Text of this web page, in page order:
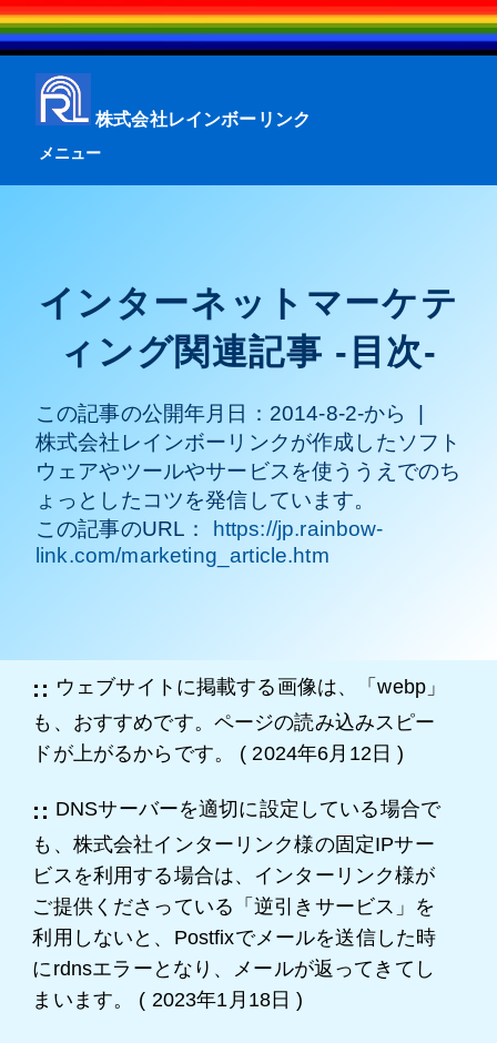
株式会社レインボーリンク
メニュー
インターネットマーケテ
ィング関連記事 -目次-
この記事の公開年月日： 2014-8-2-から
|
株式会社レインボーリンクが作成したソフト
ウェアやツールやサービスを使ううえでのち
ょっとしたコツを発信しています。
この記事のURL： https://jp.rainbow-
link.com/marketing_article.htm
ウェブサイトに掲載する画像は、「webp」
も、おすすめです。ページの読み込みスピー
ドが上がるからです。 ( 2024年6月12日 )
DNSサーバーを適切に設定している場合で
も、株式会社インターリンク様の固定IPサー
ビスを利用する場合は、インターリンク様が
ご提供くださっている「逆引きサービス」を
利用しないと、Postfixでメールを送信した時
にrdnsエラーとなり、メールが返ってきてし
まいます。 ( 2023年1月18日 )